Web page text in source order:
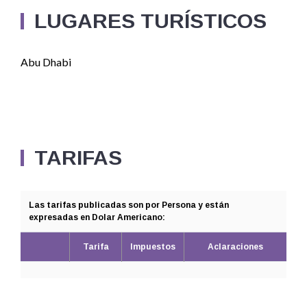
LUGARES TURÍSTICOS
Abu Dhabi
TARIFAS
Las tarifas publicadas son por Persona y están
expresadas en Dolar Americano:
Tarifa Impuestos Aclaraciones